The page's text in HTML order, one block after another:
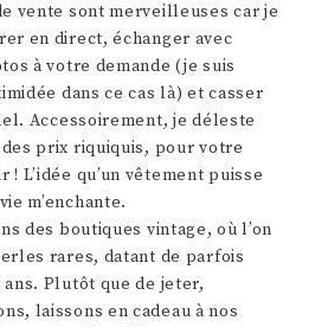
vente sont merveilleuses car je
en direct, échanger avec
à votre demande (je suis
dans ce cas là) et casser
Accessoirement, je déleste
prix riquiquis, pour votre
L’idée qu’un vêtement puisse
m’enchante.
des boutiques vintage, où l’on
rares, datant de parfois
Plutôt que de jeter,
laissons en cadeau à nos